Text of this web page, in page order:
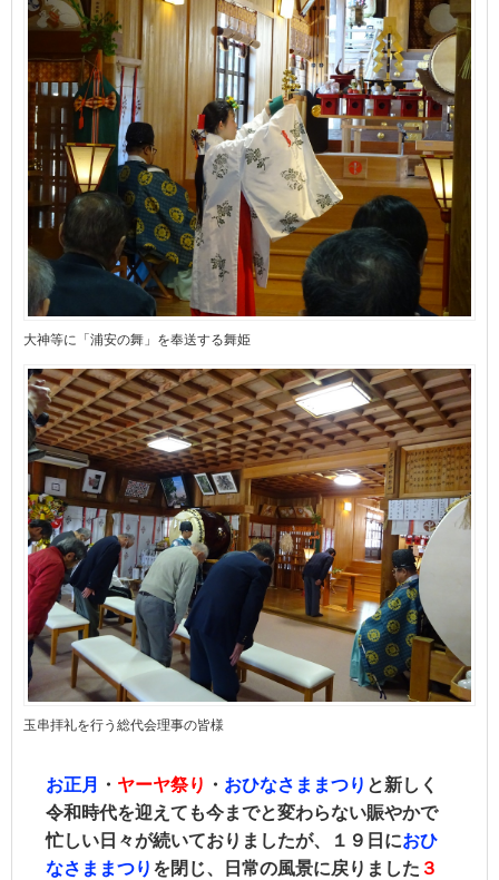
大神等に「浦安の舞」を奉送する舞姫
玉串拝礼を行う総代会理事の皆様
お正月 ・ ヤーヤ祭り ・ おひなさままつり と新しく
令和時代を迎えても今までと変わらない賑やかで
忙しい日々が続いておりましたが、１９日におひ
なさままつり を閉じ、日常の風景に戻りました ３